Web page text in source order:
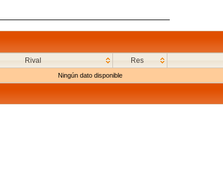
Rival Res
Ningún dato disponible